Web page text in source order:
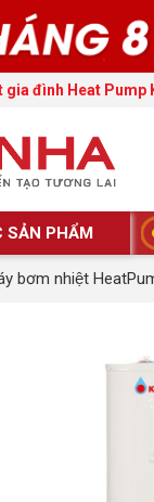
gia đình Heat Pump
SẢN PHẨM
bơm nhiệt